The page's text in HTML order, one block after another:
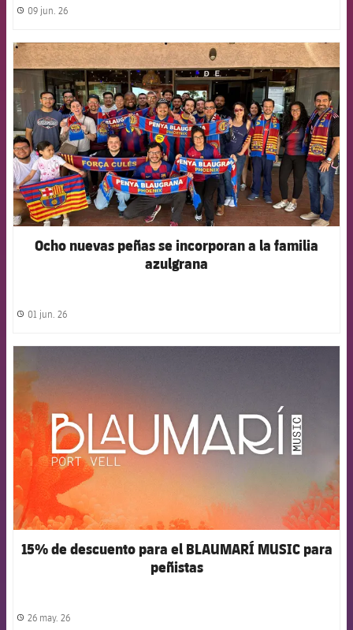
label.share.clock
09 jun. 26
FCB Barcelona badge
Ocho nuevas peñas se incorporan a la familia
azulgrana
label.share.clock
01 jun. 26
15% de descuento para el BLAUMARÍ MUSIC para
peñistas
label.share.clock
26 may. 26